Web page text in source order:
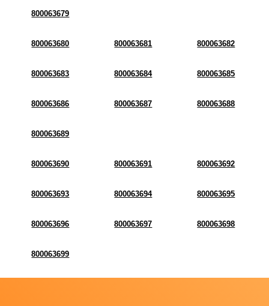
800063679
800063680 800063681 800063682
800063683 800063684 800063685
800063686 800063687 800063688
800063689
800063690 800063691 800063692
800063693 800063694 800063695
800063696 800063697 800063698
800063699